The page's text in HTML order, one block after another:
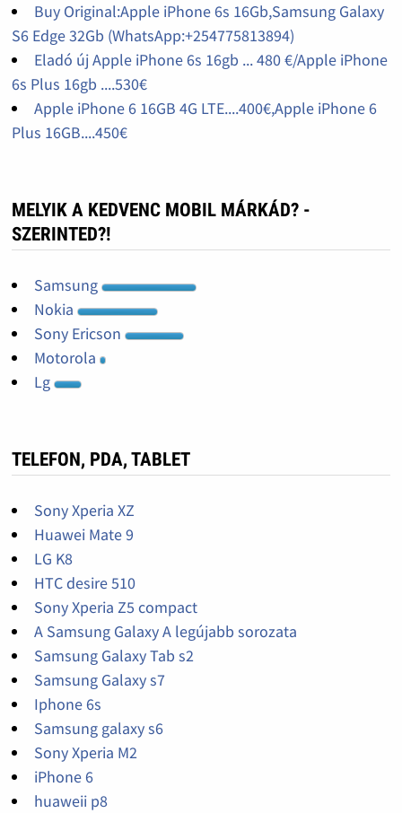
Buy Original:Apple iPhone 6s 16Gb,Samsung Galaxy
S6 Edge 32Gb (WhatsApp:+254775813894)
Eladó új Apple iPhone 6s 16gb ... 480 €/Apple iPhone
6s Plus 16gb ....530€
Apple iPhone 6 16GB 4G LTE....400€,Apple iPhone 6
Plus 16GB....450€
MELYIK A KEDVENC MOBIL MÁRKÁD? -
SZERINTED?!
Samsung
Nokia
Sony Ericson
Motorola
Lg
TELEFON, PDA, TABLET
Sony Xperia XZ
Huawei Mate 9
LG K8
HTC desire 510
Sony Xperia Z5 compact
A Samsung Galaxy A legújabb sorozata
Samsung Galaxy Tab s2
Samsung Galaxy s7
Iphone 6s
Samsung galaxy s6
Sony Xperia M2
iPhone 6
huaweii p8